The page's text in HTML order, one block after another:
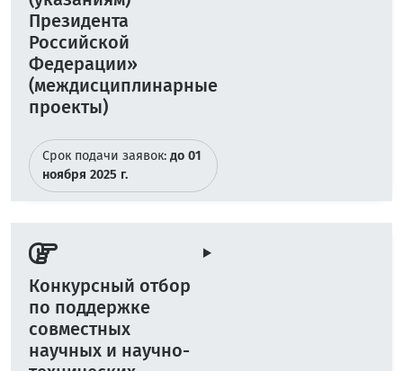
Президента
Российской
Федерации»
(междисциплинарные
проекты)
Срок подачи заявок:до 01
ноября 2025 г.
Конкурсный отбор
по поддержке
совместных
научных и научно-